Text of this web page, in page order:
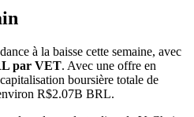
monnaie
à la baisse cette semaine, avec
par VET. Avec une offre en
boursière totale de
R$2.07B BRL.